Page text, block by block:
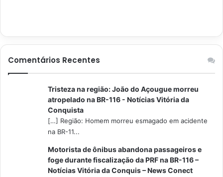
Comentários Recentes
Tristeza na região: João do Açougue morreu
atropelado na BR-116 - Notícias Vitória da
Conquista
[…] Região: Homem morreu esmagado em acidente
na BR-11...
Motorista de ônibus abandona passageiros e
foge durante fiscalização da PRF na BR-116 –
Notícias Vitória da Conquis – News Conect